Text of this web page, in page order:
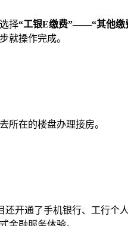
择“工银E缴费”——“其他
就操作完成。
所在的楼盘办理接房。
开通了手机银行、工行个